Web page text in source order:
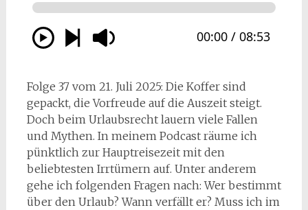
Folge 37 vom 21. Juli 2025: Die Koffer sind
gepackt, die Vorfreude auf die Auszeit steigt.
Doch beim Urlaubsrecht lauern viele Fallen
und Mythen. In meinem Podcast räume ich
pünktlich zur Hauptreisezeit mit den
beliebtesten Irrtümern auf. Unter anderem
gehe ich folgenden Fragen nach: Wer bestimmt
über den Urlaub? Wann verfällt er? Muss ich im